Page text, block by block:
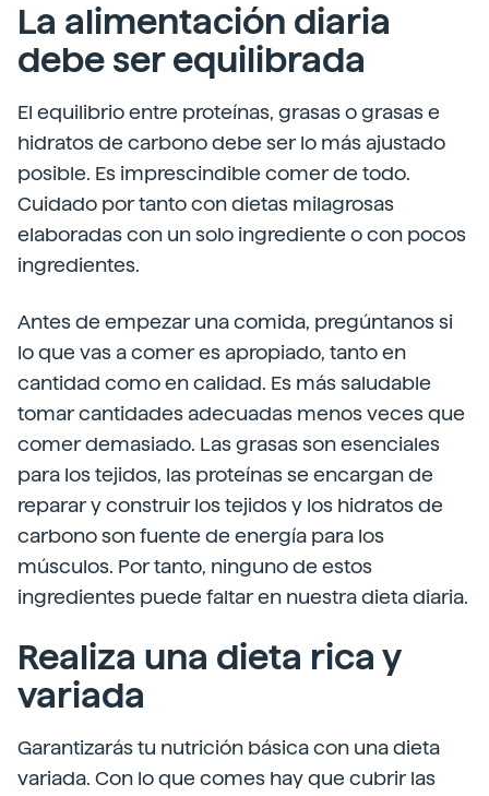
La alimentación diaria
debe ser equilibrada
El equilibrio entre proteínas, grasas o grasas e
hidratos de carbono debe ser lo más ajustado
posible. Es imprescindible comer de todo.
Cuidado por tanto con dietas milagrosas
elaboradas con un solo ingrediente o con pocos
ingredientes.
Antes de empezar una comida, pregúntanos si
lo que vas a comer es apropiado, tanto en
cantidad como en calidad. Es más saludable
tomar cantidades adecuadas menos veces que
comer demasiado. Las grasas son esenciales
para los tejidos, las proteínas se encargan de
reparar y construir los tejidos y los hidratos de
carbono son fuente de energía para los
músculos. Por tanto, ninguno de estos
ingredientes puede faltar en nuestra dieta diaria.
Realiza una dieta rica y
variada
Garantizarás tu nutrición básica con una dieta
variada. Con lo que comes hay que cubrir las